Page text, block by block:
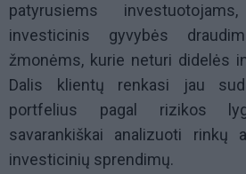
patyrusiems
investicinis gyvybės
žmonėms, kurie neturi didelės
Dalis klientų renkasi jau
portfelius pagal rizikos
savarankiškai analizuoti rinkų
investicinių sprendimų.